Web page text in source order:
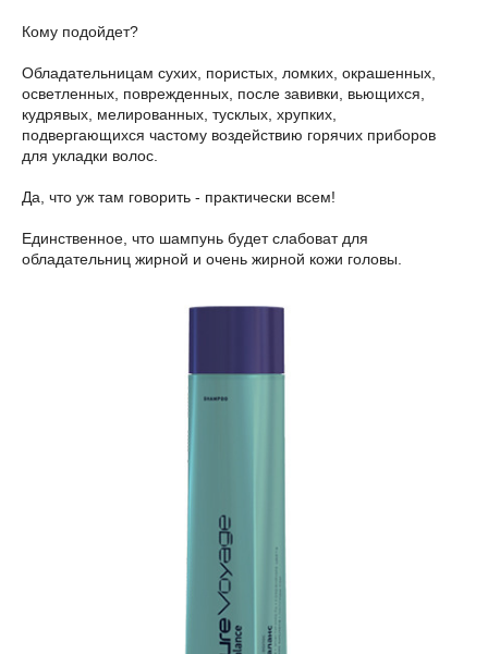
Кому подойдет?
Обладательницам сухих, пористых, ломких, окрашенных,
осветленных, поврежденных, после завивки, вьющихся,
кудрявых, мелированных, тусклых, хрупких,
подвергающихся частому воздействию горячих приборов
для укладки волос.
Да, что уж там говорить - практически всем!
Единственное, что шампунь будет слабоват для
обладательниц жирной и очень жирной кожи головы.